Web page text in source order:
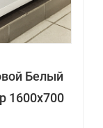
Белый
1600х700